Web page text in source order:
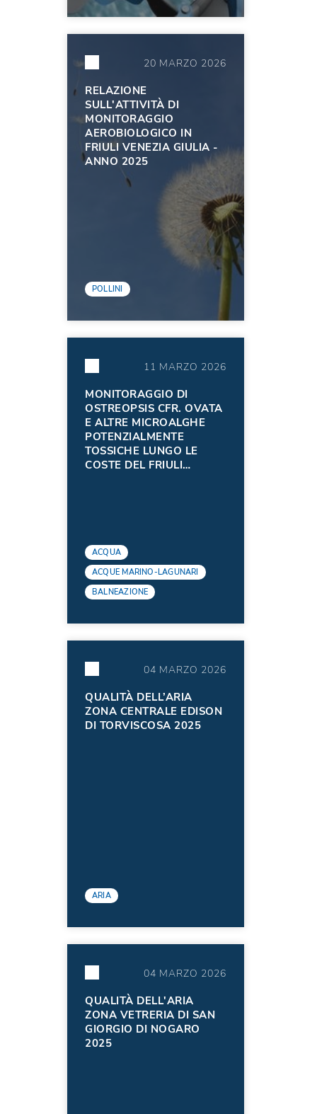
20 MARZO 2026
RELAZIONE
SULL'ATTIVITÀ DI
MONITORAGGIO
AEROBIOLOGICO IN
FRIULI VENEZIA GIULIA -
ANNO 2025
POLLINI
11 MARZO 2026
MONITORAGGIO DI
OSTREOPSIS CFR. OVATA
E ALTRE MICROALGHE
POTENZIALMENTE
TOSSICHE LUNGO LE
COSTE DEL FRIULI
ACQUA
ACQUE MARINO-LAGUNARI
BALNEAZIONE
04 MARZO 2026
QUALITÀ DELL’ARIA
ZONA CENTRALE EDISON
DI TORVISCOSA 2025
ARIA
04 MARZO 2026
QUALITÀ DELL'ARIA
ZONA VETRERIA DI SAN
GIORGIO DI NOGARO
2025